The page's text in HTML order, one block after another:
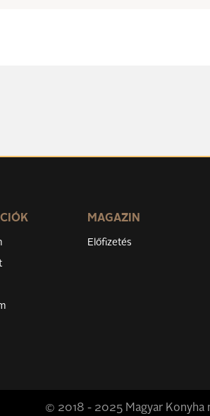
MAGAZIN
Előfizetés
© 2018 - 2025 Magyar Konyha